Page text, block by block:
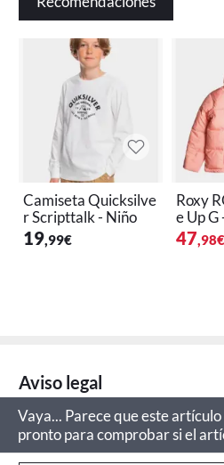
Camiseta Quicksilve
r Scripttalk - Niño
19,99€
Roxy
e Up
100%
47,98€
Aviso legal
Vaya... Parece que este
pronto para comprobar si el